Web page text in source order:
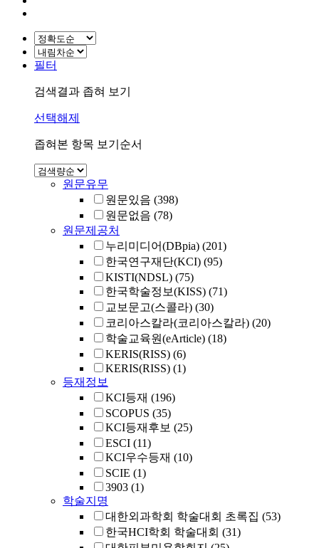
필터
검색결과 좁혀 보기
선택해제
좁혀본 항목 보기순서
원문유무
원문있음 (398)
원문없음 (78)
원문제공처
누리미디어(DBpia) (201)
한국연구재단(KCI) (95)
KISTI(NDSL) (75)
한국학술정보(KISS) (71)
교보문고(스콜라) (30)
코리아스칼라(코리아스칼라) (20)
학술교육원(eArticle) (18)
KERIS(RISS) (6)
KERIS(RISS) (1)
등재정보
KCI등재 (196)
SCOPUS (35)
KCI등재후보 (25)
ESCI (11)
KCI우수등재 (10)
SCIE (1)
3903 (1)
학술지명
대한외과학회 학술대회 초록집 (53)
한국HCI학회 학술대회 (31)